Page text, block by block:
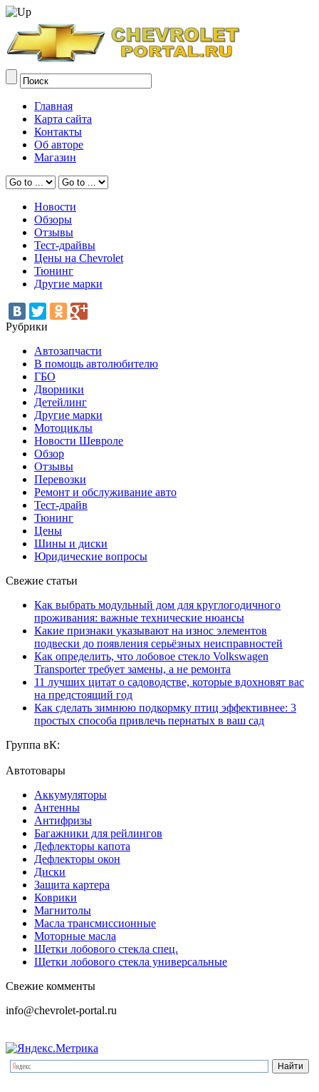
Главная
Карта сайта
Контакты
Об авторе
Магазин
Новости
Обзоры
Отзывы
Тест-драйвы
Цены на Chevrolet
Тюнинг
Другие марки
Рубрики
Автозапчасти
В помощь автолюбителю
ГБО
Дворники
Детейлинг
Другие марки
Мотоциклы
Новости Шевроле
Обзор
Отзывы
Перевозки
Ремонт и обслуживание авто
Тест-драйв
Тюнинг
Цены
Шины и диски
Юридические вопросы
Свежие статьи
Как выбрать модульный дом для круглогодичного
проживания: важные технические нюансы
Какие признаки указывают на износ элементов
подвески до появления серьёзных неисправностей
Как определить, что лобовое стекло Volkswagen
Transporter требует замены, а не ремонта
11 лучших цитат о садоводстве, которые вдохновят вас
на предстоящий год
Как сделать зимнюю подкормку птиц эффективнее: 3
простых способа привлечь пернатых в ваш сад
Группа вК:
Автотовары
Аккумуляторы
Антенны
Антифризы
Багажники для рейлингов
Дефлекторы капота
Дефлекторы окон
Диски
Защита картера
Коврики
Магнитолы
Масла трансмиссионные
Моторные масла
Щетки лобового стекла спец.
Щетки лобового стекла универсальные
Свежие комменты
info@chevrolet-portal.ru